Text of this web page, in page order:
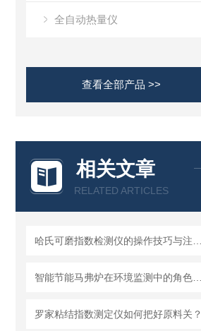
全自动热量仪
查看全部产品 >>
相关文章
RELATED ARTICLES
罗家粘结指数测定仪如何把好原料关？